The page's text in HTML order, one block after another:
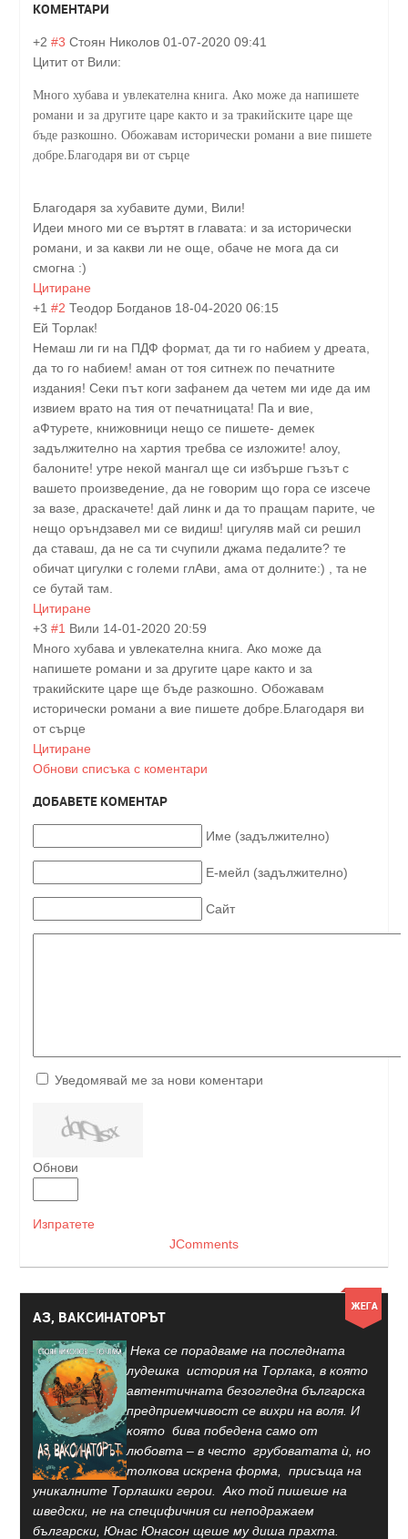
КОМЕНТАРИ
+2 #3 Стоян Николов 01-07-2020 09:41
Цитит от Вили:
Много хубава и увлекателна книга. Ако може да напишете
романи и за другите царе както и за тракийските царе ще
бъде разкошно. Обожавам исторически романи а вие пишете
добре.Благодаря ви от сърце
Благодаря за хубавите думи, Вили!
Идеи много ми се въртят в главата: и за исторически
романи, и за какви ли не още, обаче не мога да си
смогна :)
Цитиране
+1 #2 Теодор Богданов 18-04-2020 06:15
Ей Торлак!
Немаш ли ги на ПДФ формат, да ти го набием у дреата,
да то го набием! аман от тоя ситнеж по печатните
издания! Секи път коги зафанем да четем ми иде да им
извием врато на тия от печатницата! Па и вие,
аФтурете, книжовници нещо се пишете- демек
задължително на хартия требва се изложите! алоу,
балоните! утре некой мангал ще си избърше гъзът с
вашето произведение, да не говорим що гора се изсече
за вазе, драскачете! дай линк и да то пращам парите, че
нещо оръндзавел ми се видиш! цигуляв май си решил
да ставаш, да не са ти счупили джама педалите? те
обичат цигулки с големи глАви, ама от долните:) , та не
се бутай там.
Цитиране
+3 #1 Вили 14-01-2020 20:59
Много хубава и увлекателна книга. Ако може да
напишете романи и за другите царе както и за
тракийските царе ще бъде разкошно. Обожавам
исторически романи а вие пишете добре.Благодаря ви
от сърце
Цитиране
Обнови списъка с коментари
ДОБАВЕТЕ КОМЕНТАР
Име (задължително)
Е-мейл (задължително)
Сайт
Уведомявай ме за нови коментари
Обнови
Изпратете
JComments
АЗ, ВАКСИНАТОРЪТ
Нека се порадваме на последната
лудешка история на Торлака, в която
автентичната безогледна българска
предприемчивост се вихри на воля. И
която бива победена само от
любовта – в често грубоватата ѝ, но
толкова искрена форма, присъща на
уникалните Торлашки герои. Ако той пишеше на
шведски, не на специфичния си неподражаем
български, Юнас Юнасон щеше му диша прахта.